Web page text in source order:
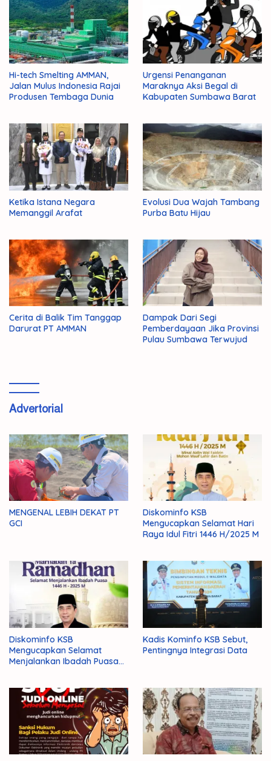
Hi-tech Smelting AMMAN,
Jalan Mulus Indonesia Rajai
Produsen Tembaga Dunia
Urgensi Penanganan
Maraknya Aksi Begal di
Kabupaten Sumbawa Barat
Ketika Istana Negara
Memanggil Arafat
Evolusi Dua Wajah Tambang
Purba Batu Hijau
Cerita di Balik Tim Tanggap
Darurat PT AMMAN
Dampak Dari Segi
Pemberdayaan Jika Provinsi
Pulau Sumbawa Terwujud
Advertorial
MENGENAL LEBIH DEKAT PT
GCI
Diskominfo KSB
Mengucapkan Selamat Hari
Raya Idul Fitri 1446 H/2025 M
Diskominfo KSB
Mengucapkan Selamat
Menjalankan Ibadah Puasa
Kadis Kominfo KSB Sebut,
Pentingnya Integrasi Data